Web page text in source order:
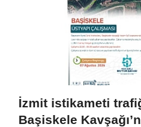
İzmit istikameti
Başiskele